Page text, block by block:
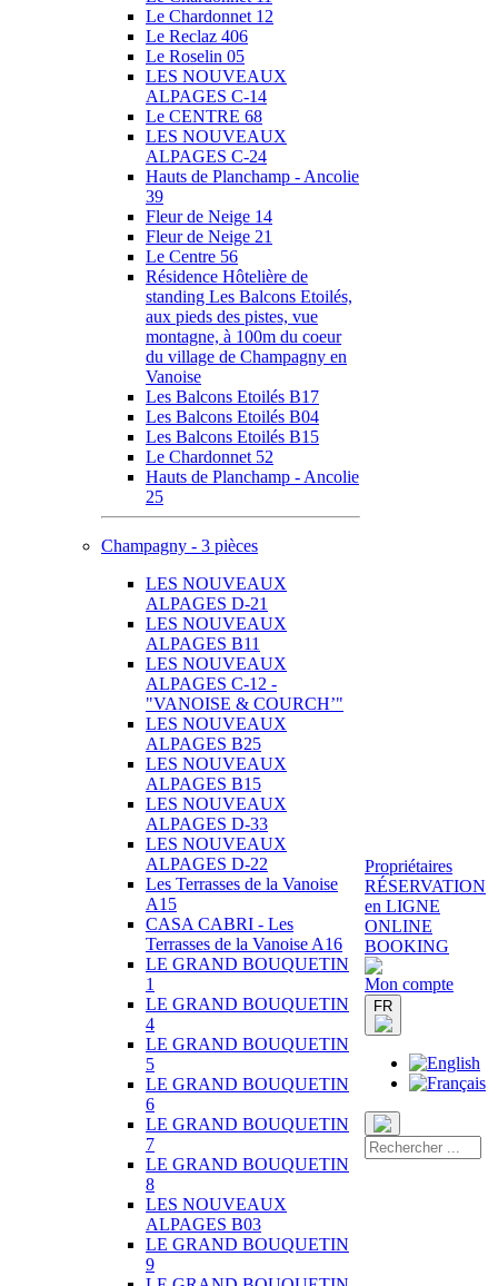
Le Chardonnet 12
Le Reclaz 406
Le Roselin 05
LES NOUVEAUX
ALPAGES C-14
Le CENTRE 68
LES NOUVEAUX
ALPAGES C-24
Hauts de Planchamp - Ancolie
39
Fleur de Neige 14
Fleur de Neige 21
Le Centre 56
Résidence Hôtelière de
standing Les Balcons Etoilés,
aux pieds des pistes, vue
montagne, à 100m du coeur
du village de Champagny en
Vanoise
Les Balcons Etoilés B17
Les Balcons Etoilés B04
Les Balcons Etoilés B15
Le Chardonnet 52
Hauts de Planchamp - Ancolie
25
Champagny - 3 pièces
LES NOUVEAUX
ALPAGES D-21
LES NOUVEAUX
ALPAGES B11
LES NOUVEAUX
ALPAGES C-12 -
"VANOISE & COURCH’"
LES NOUVEAUX
ALPAGES B25
LES NOUVEAUX
ALPAGES B15
LES NOUVEAUX
ALPAGES D-33
LES NOUVEAUX
ALPAGES D-22
Les Terrasses de la Vanoise
A15
CASA CABRI - Les
Terrasses de la Vanoise A16
LE GRAND BOUQUETIN
1
LE GRAND BOUQUETIN
4
LE GRAND BOUQUETIN
5
LE GRAND BOUQUETIN
6
LE GRAND BOUQUETIN
7
LE GRAND BOUQUETIN
8
LES NOUVEAUX
ALPAGES B03
LE GRAND BOUQUETIN
9
Propriétaires
RÉSERVATION
en LIGNE
ONLINE
BOOKING
Mon compte
FR